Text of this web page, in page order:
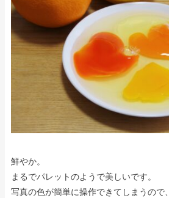
鮮やか。
まるでパレットのようで美しいです。
写真の色が簡単に操作できてしまうので、